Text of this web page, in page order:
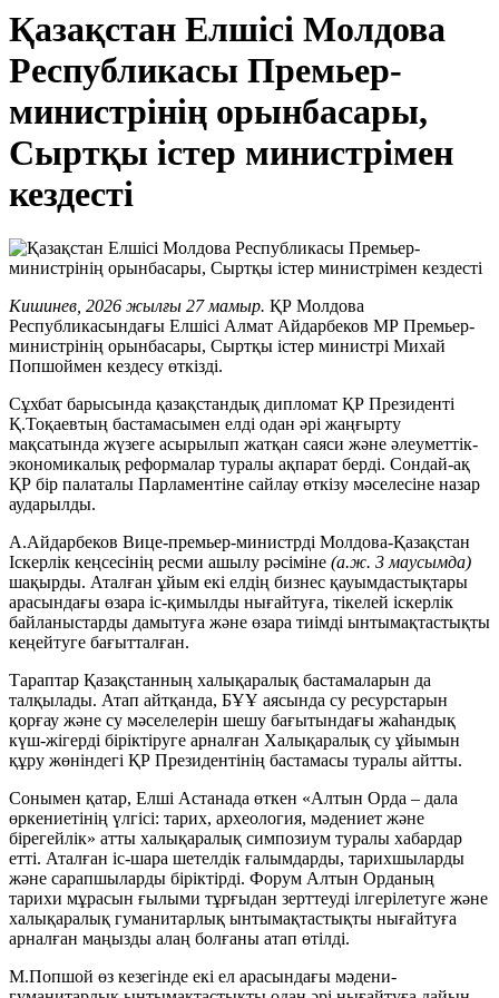
Қазақстан Елшісі Молдова
Республикасы Премьер-
министрінің орынбасары,
Сыртқы істер министрімен
кездесті
Кишинев, 2026 жылғы 27 мамыр. ҚР Молдова
Республикасындағы Елшісі Алмат Айдарбеков МР Премьер-
министрінің орынбасары, Сыртқы істер министрі Михай
Попшоймен кездесу өткізді.
Сұхбат барысында қазақстандық дипломат ҚР Президенті
Қ.Тоқаевтың бастамасымен елді одан әрі жаңғырту
мақсатында жүзеге асырылып жатқан саяси және әлеуметтік-
экономикалық реформалар туралы ақпарат берді. Сондай-ақ
ҚР бір палаталы Парламентіне сайлау өткізу мәселесіне назар
аударылды.
А.Айдарбеков Вице-премьер-министрді Молдова-Қазақстан
Іскерлік кеңсесінің ресми ашылу рәсіміне (а.ж. 3 маусымда)
шақырды. Аталған ұйым екі елдің бизнес қауымдастықтары
арасындағы өзара іс-қимылды нығайтуға, тікелей іскерлік
байланыстарды дамытуға және өзара тиімді ынтымақтастықты
кеңейтуге бағытталған.
Тараптар Қазақстанның халықаралық бастамаларын да
талқылады. Атап айтқанда, БҰҰ аясында су ресурстарын
қорғау және су мәселелерін шешу бағытындағы жаһандық
күш-жігерді біріктіруге арналған Халықаралық су ұйымын
құру жөніндегі ҚР Президентінің бастамасы туралы айтты.
Сонымен қатар, Елші Астанада өткен «Алтын Орда – дала
өркениетінің үлгісі: тарих, археология, мәдениет және
бірегейлік» атты халықаралық симпозиум туралы хабардар
етті. Аталған іс-шара шетелдік ғалымдарды, тарихшыларды
және сарапшыларды біріктірді. Форум Алтын Орданың
тарихи мұрасын ғылыми тұрғыдан зерттеуді ілгерілетуге және
халықаралық гуманитарлық ынтымақтастықты нығайтуға
арналған маңызды алаң болғаны атап өтілді.
М.Попшой өз кезегінде екі ел арасындағы мәдени-